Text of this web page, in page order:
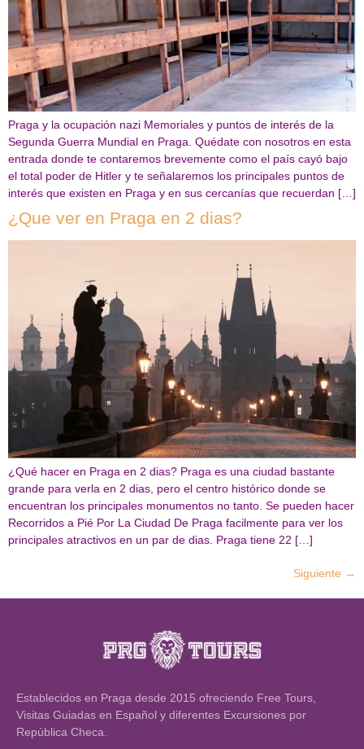
Praga y la ocupación nazi Memoriales y puntos de interés de la
Segunda Guerra Mundial en Praga. Quédate con nosotros en esta
entrada donde te contaremos brevemente como el país cayó bajo
el total poder de Hitler y te señalaremos los principales puntos de
interés que existen en Praga y en sus cercanías que recuerdan […]
¿Que ver en Praga en 2 dias?
¿Qué hacer en Praga en 2 dias? Praga es una ciudad bastante
grande para verla en 2 dias, pero el centro histórico donde se
encuentran los principales monumentos no tanto. Se pueden hacer
Recorridos a Pié Por La Ciudad De Praga facilmente para ver los
principales atractivos en un par de dias. Praga tiene 22 […]
Siguiente →
Establecidos en Praga desde 2015 ofreciendo Free Tours,
Visitas Guiadas en Español y diferentes Excursiones por
República Checa.